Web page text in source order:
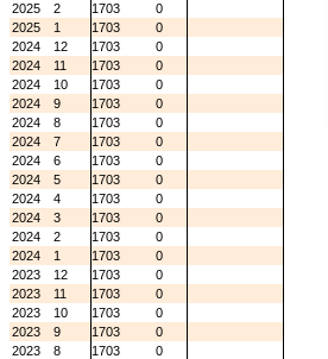
2025
2 1703
0
2025
1 1703
0
2024
12 1703
0
2024
11 1703
0
2024
10 1703
0
2024
9 1703
0
2024
8 1703
0
2024
7 1703
0
2024
6 1703
0
2024
5 1703
0
2024
4 1703
0
2024
3 1703
0
2024
2 1703
0
2024
1 1703
0
2023
12 1703
0
2023
11 1703
0
2023
10 1703
0
2023
9 1703
0
2023
8 1703
0